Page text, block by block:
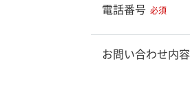
電話番号 必須
お問い合わせ内容